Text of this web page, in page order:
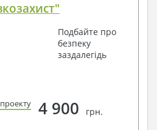
Подбайте про
безпеку
заздалегідь
4 900 грн.